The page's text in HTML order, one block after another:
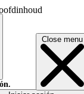
Close menu